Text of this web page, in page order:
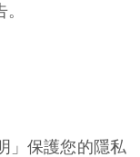
」保護您的隱私